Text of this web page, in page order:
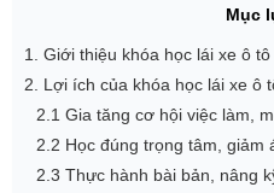
Mục
1. Giới thiệu khóa học lái xe ô
2. Lợi ích của khóa học lái xe ô
2.1 Gia tăng cơ hội việc làm,
2.2 Học đúng trọng tâm, giảm
2.3 Thực hành bài bản, nâng